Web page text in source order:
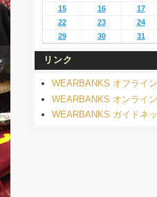
15
16 17
22
23 24
29
30 31
リンク
WEARBANKS オフライ
WEARBANKS オンライ
WEARBANKS ガイドネ